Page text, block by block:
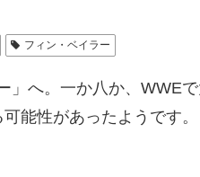
フィン・ベイラー
」へ。一か八か、WWE
能性があったようです。